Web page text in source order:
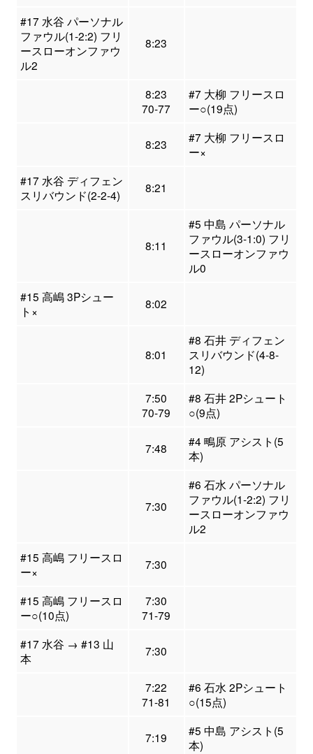
#17 水谷 パーソナル
ファウル(1-2:2) フリ
ースローオンファウ
ル2
8:23
8:23
70-77
#7 大柳 フリースロ
ー○(19点)
8:23
#7 大柳 フリースロ
ー×
#17 水谷 ディフェン
スリバウンド(2-2-4)
8:21
8:11
#5 中島 パーソナル
ファウル(3-1:0) フリ
ースローオンファウ
ル0
#15 高嶋 3Pシュー
ト×
8:02
8:01
#8 石井 ディフェン
スリバウンド(4-8-
12)
7:50
70-79
#8 石井 2Pシュート
○(9点)
7:48
#4 鴫原 アシスト(5
本)
7:30
#6 石水 パーソナル
ファウル(1-2:2) フリ
ースローオンファウ
ル2
#15 高嶋 フリースロ
ー×
7:30
#15 高嶋 フリースロ
ー○(10点)
7:30
71-79
#17 水谷 → #13 山
本
7:30
7:22
71-81
#6 石水 2Pシュート
○(15点)
7:19
#5 中島 アシスト(5
本)